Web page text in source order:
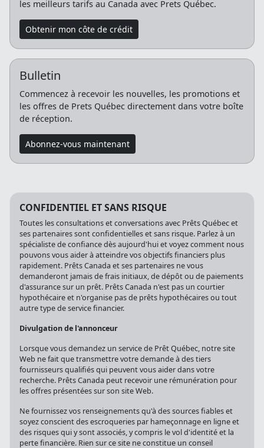
Obtenir mon côte de crédit
Bulletin
Commencez à recevoir les nouvelles, les promotions et
les offres de Prets Québec directement dans votre boîte
de réception.
Abonnez-vous maintenant
CONFIDENTIEL ET SANS RISQUE
Toutes les consultations et conversations avec Prêts Québec et
ses partenaires sont confidentielles et sans risque. Parlez à un
spécialiste de confiance dès aujourd'hui et voyez comment nous
pouvons vous aider à atteindre vos objectifs financiers plus
rapidement. Prêts Canada et ses partenaires ne vous
demanderont jamais de frais initiaux, de dépôt ou de paiements
d'assurance sur un prêt. Prêts Canada n'est pas un courtier
hypothécaire et n'organise pas de prêts hypothécaires ou tout
autre type de service financier.
Web ne fait que transmettre votre demande à des tiers
fournisseurs qualifiés qui peuvent vous aider dans votre
recherche. Prêts Canada peut recevoir une rémunération pour
les offres présentées sur son site Web.
soyez conscient des escroqueries par hameçonnage en ligne et
des risques qui y sont associés, y compris le vol d'identité et la
perte financière. Rien sur ce site ne constitue un conseil
professionnel et/ou financier.